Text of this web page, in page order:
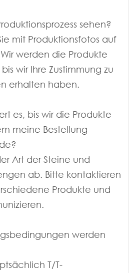
sehen?
mit Produktionsfotos auf
werden die Produkte
wir Ihre Zustimmung zu
erhalten haben.
es, bis wir die Produkte
meine Bestellung
Art der Steine ​​und
ab. Bitte kontaktieren
Produkte und
werden
T/T-